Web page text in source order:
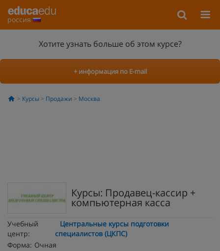
россия
Хотите узнать больше об этом курсе?
+ информация по E-mail
Курсы Продажи Москва
Курсы: Продавец-кассир +
компьютерная касса
Учебный
центр:
Центральные курсы подготовки
специалистов (ЦКПС)
Форма: Очная